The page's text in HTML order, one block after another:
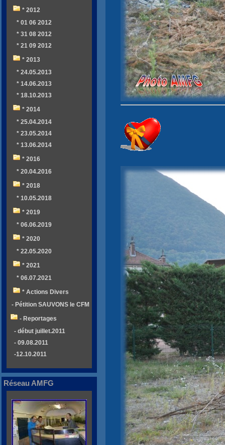
* 2012
* 01 06 2012
* 31 08 2012
* 21 09 2012
* 2013
* 24.05.2013
* 14.06.2013
* 18.10.2013
* 2014
* 25.04.2014
* 23.05.2014
* 13.06.2014
* 2016
* 20.04.2016
* 2018
* 10.05.2018
* 2019
* 06.06.2019
* 2020
* 22.05.2020
* 2021
* 06.07.2021
* Actions Divers
- Pétition SAUVONS le CFM
- Reportages
- début juillet.2011
- 09.08.2011
-12.10.2011
Réseau AMFG